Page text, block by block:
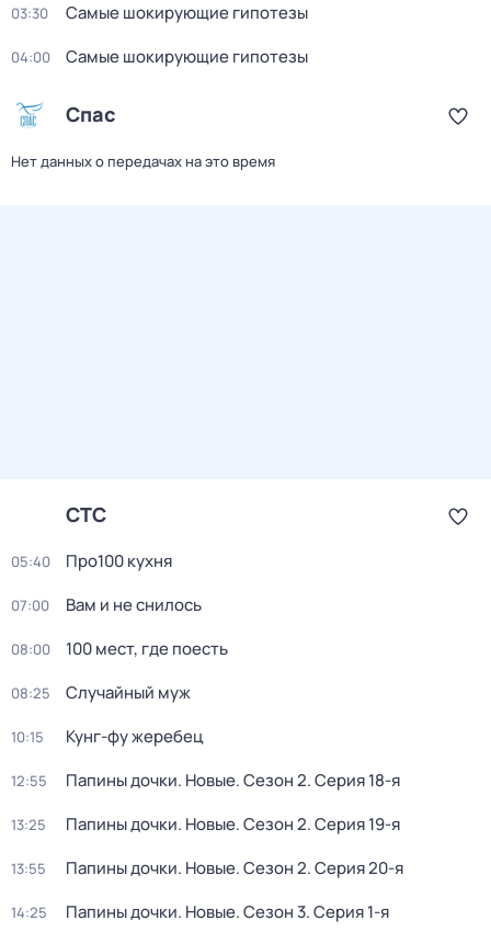
03:30 Самые шoкиpующие гипотезы
04:00 Самые шoкиpующие гипотезы
Спас
Нет данных о передачах на это время
СТС
05:40 Про100 кухня
07:00 Вам и не снилось
08:00 100 мест, где поесть
08:25 Случайный муж
10:15 Кунг-фу жеребец
12:55 Папины дочки. Новые. Сезон 2. Серия 18-я
13:25 Папины дочки. Новые. Сезон 2. Серия 19-я
13:55 Папины дочки. Новые. Сезон 2. Серия 20-я
14:25 Папины дочки. Новые. Сезон 3. Серия 1-я